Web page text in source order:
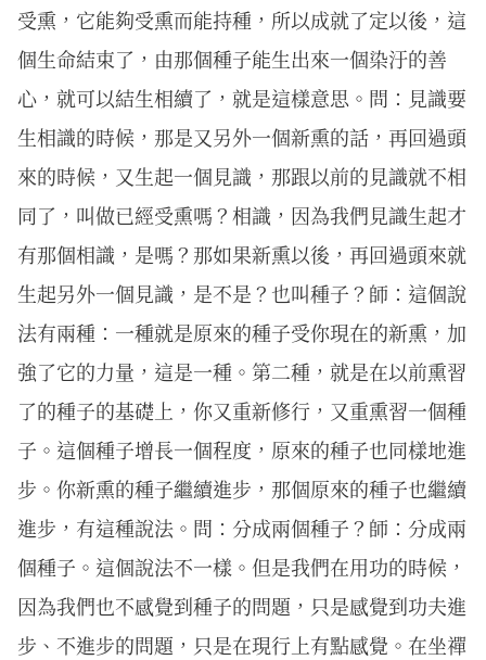
受熏，它能夠受熏而能持種，所以成就了定以後，這
個生命結束了，由那個種子能生出來一個染汙的善
心，就可以結生相續了，就是這樣意思。問：見識要
生相識的時候，那是又另外一個新熏的話，再回過頭
來的時候，又生起一個見識，那跟以前的見識就不相
同了，叫做已經受熏嗎？相識，因為我們見識生起才
有那個相識，是嗎？那如果新熏以後，再回過頭來就
生起另外一個見識，是不是？也叫種子？師：這個說
法有兩種：一種就是原來的種子受你現在的新熏，加
強了它的力量，這是一種。第二種，就是在以前熏習
了的種子的基礎上，你又重新修行，又重熏習一個種
子。這個種子增長一個程度，原來的種子也同樣地進
步。你新熏的種子繼續進步，那個原來的種子也繼續
進步，有這種說法。問：分成兩個種子？師：分成兩
個種子。這個說法不一樣。但是我們在用功的時候，
因為我們也不感覺到種子的問題，只是感覺到功夫進
步、不進步的問題，只是在現行上有點感覺。在坐禪